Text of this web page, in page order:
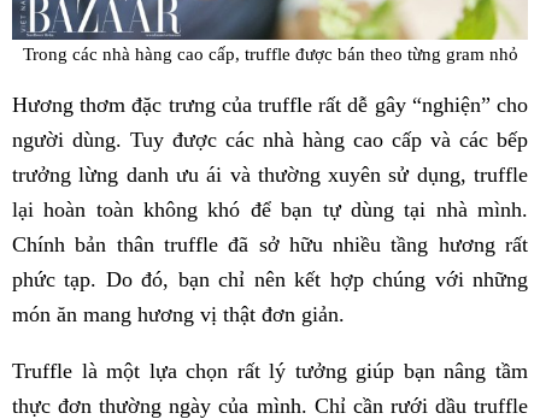
Trong các nhà hàng cao cấp, truffle được bán theo từng gram nhỏ
Hương thơm đặc trưng của truffle rất dễ gây “nghiện” cho
người dùng. Tuy được các nhà hàng cao cấp và các bếp
trưởng lừng danh ưu ái và thường xuyên sử dụng, truffle
lại hoàn toàn không khó để bạn tự dùng tại nhà mình.
Chính bản thân truffle đã sở hữu nhiều tầng hương rất
phức tạp. Do đó, bạn chỉ nên kết hợp chúng với những
món ăn mang hương vị thật đơn giản.
Truffle là một lựa chọn rất lý tưởng giúp bạn nâng tầm
thực đơn thường ngày của mình. Chỉ cần rưới dầu truffle